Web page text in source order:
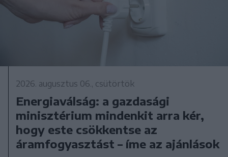
2026. augusztus 06., csütörtök
Energiaválság: a gazdasági
minisztérium mindenkit arra kér,
hogy este csökkentse az
áramfogyasztást – íme az ajánlások